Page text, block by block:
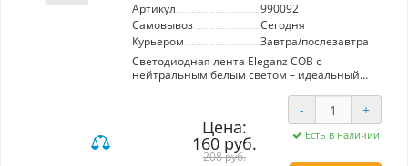
Артикул
990092
Самовывоз
Сегодня
Курьером
Завтра/послезавтра
Светодиодная лента Eleganz COB с
нейтральным белым светом – идеальный
любом интерьере. Благодаря использованию
COB LED кристаллов, лента обеспечивает
равномерное свечение без видимых точек
света, что делает её отличным решением для
декоративного освещения и подсветки.
Цена:
160 руб.
208 руб.
- +
Есть в наличии